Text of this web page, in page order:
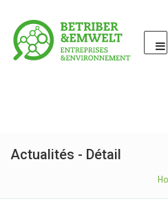
Actualités - Détail